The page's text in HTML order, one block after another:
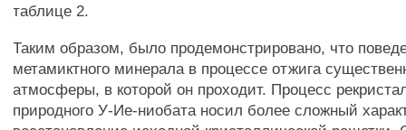
таблице 2.
Таким образом, было продемонстрировано, что
метамиктного минерала в процессе отжига
атмосферы, в которой он проходит. Процесс
природного У-Ие-ниобата носил более сложный